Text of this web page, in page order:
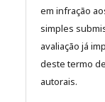
em infração
simples
avaliação já
deste termo
autorais.